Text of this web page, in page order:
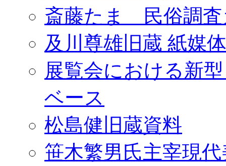
斎藤たま 民俗調査
及川尊雄旧蔵 紙媒
展覧会における新
ベース
松島健旧蔵資料
笹木繁男氏主宰現